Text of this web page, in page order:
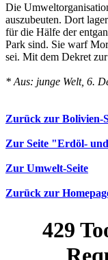
Die
auszubeuten. Dort
für die Hälfe der
Park sind. Sie warf
sei. Mit dem Dekret
* Aus: junge Welt, 6.
Zurück zur Bolivien-
Zur Seite "Erdöl-
Zur Umwelt-Seite
Zurück zur